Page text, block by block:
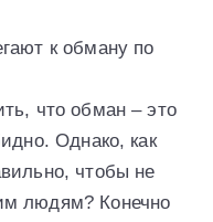
к обману по
что обман – это
Однако, как
чтобы не
людям? Конечно